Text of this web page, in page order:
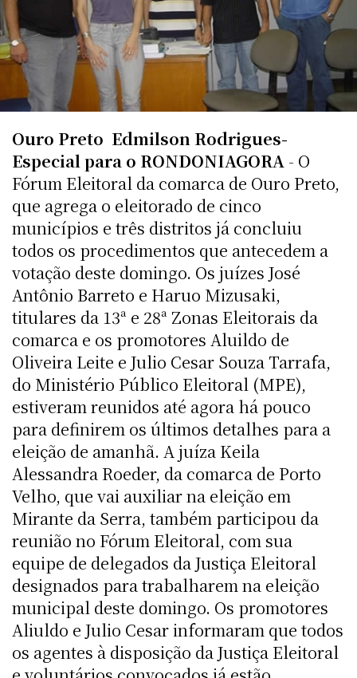
Ouro Preto  Edmilson Rodrigues-
Especial para o RONDONIAGORA - O
Fórum Eleitoral da comarca de Ouro Preto,
que agrega o eleitorado de cinco
municípios e três distritos já concluiu
todos os procedimentos que antecedem a
votação deste domingo. Os juízes José
Antônio Barreto e Haruo Mizusaki,
titulares da 13ª e 28ª Zonas Eleitorais da
comarca e os promotores Aluildo de
Oliveira Leite e Julio Cesar Souza Tarrafa,
do Ministério Público Eleitoral (MPE),
estiveram reunidos até agora há pouco
para definirem os últimos detalhes para a
eleição de amanhã. A juíza Keila
Alessandra Roeder, da comarca de Porto
Velho, que vai auxiliar na eleição em
Mirante da Serra, também participou da
reunião no Fórum Eleitoral, com sua
equipe de delegados da Justiça Eleitoral
designados para trabalharem na eleição
municipal deste domingo. Os promotores
Aliuldo e Julio Cesar informaram que todos
os agentes à disposição da Justiça Eleitoral